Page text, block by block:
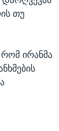
თუ
რომ ირანმა